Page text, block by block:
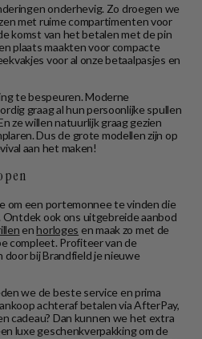
onderhevig. Zo droegen we
met ruime compartimenten voor
komst van het betalen met de pin
plaats maakten voor compacte
voor al onze betaalpasjes en
te bespeuren. Moderne
graag al hun persoonlijke spullen
ze willen natuurlijk graag gezien
Dus de grote modellen zijn op
aan het maken!
om een portemonnee te vinden die
ook ons uitgebreide aanbod
enhorloges en maak zo met de
compleet. Profiteer van de
bij Brandfield je nieuwe
we de beste service en prima
achteraf betalen via AfterPay,
cadeau? Dan kunnen we het extra
luxe geschenkverpakking om de